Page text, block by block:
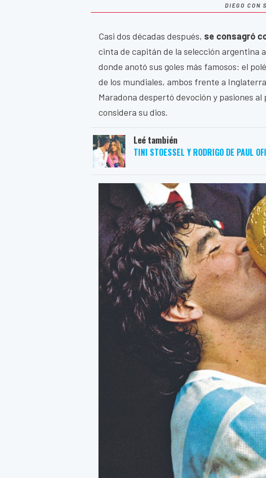
DIEGO CON
Casi dos décadas después, se consagró
cinta de capitán de la selección argentina
donde anotó sus goles más famosos: el
de los mundiales, ambos frente a
Maradona despertó devoción y pasiones
considera su dios.
Leé también
TINI STOESSEL Y RODRIGO DE PAUL